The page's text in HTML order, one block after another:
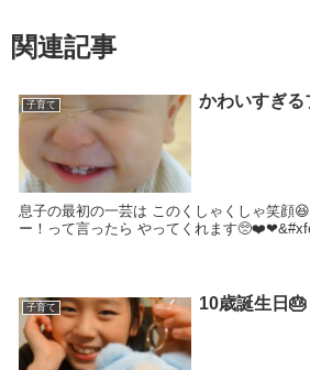
関連記事
子育て かわいすぎる
息子の最初の一芸は このくしゃくしゃ笑顔
ー！って言ったら やってくれます
子育て 10歳誕生日🎂